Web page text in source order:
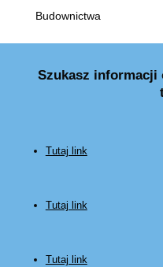
Budownictwa
Szukasz informacji
Tutaj link
Tutaj link
Tutaj link